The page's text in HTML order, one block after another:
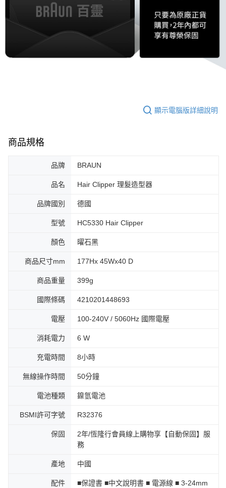
顯示電腦版詳細說明
商品規格
品牌 BRAUN
品名 Hair Clipper 理髮造型器
品牌國別 德國
型號 HC5330 Hair Clipper
顏色 曜石黑
商品尺寸mm 177Hx 45Wx40 D
商品重量 399g
國際條碼 4210201448693
電壓 100-240V / 5060Hz 國際電壓
消耗電力 6 W
充電時間 8小時
無線操作時間 50分鐘
電池種類 鎳氫電池
BSMI許可字號 R32376
保固
2年/恆隆行會員線上購物享【自動保固】服
務
產地 中國
配件
■保證書 ■中文說明書 ■ 電源線 ■ 3-24mm